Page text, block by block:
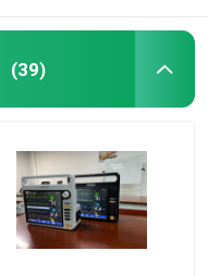
(39)